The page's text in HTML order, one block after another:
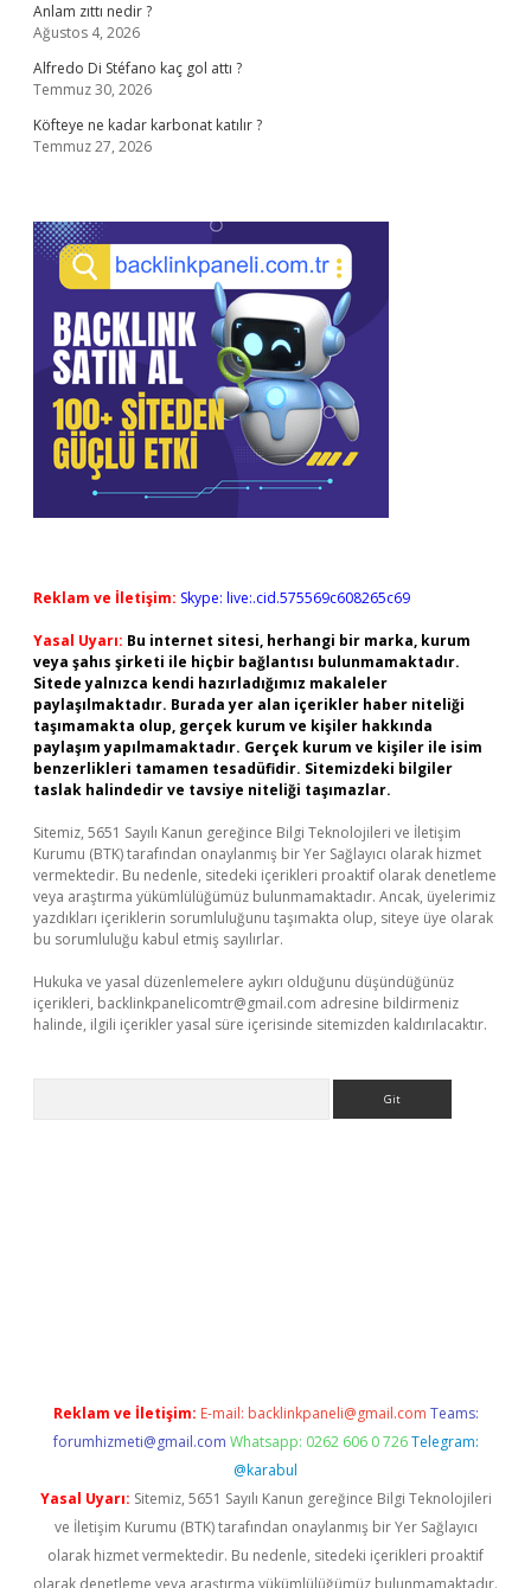
Anlam zıttı nedir ?
Ağustos 4, 2026
Alfredo Di Stéfano kaç gol attı ?
Temmuz 30, 2026
Köfteye ne kadar karbonat katılır ?
Temmuz 27, 2026
Reklam ve İletişim: Skype: live:.cid.575569c608265c69
Yasal Uyarı: Bu internet sitesi, herhangi bir marka, kurum
veya şahıs şirketi ile hiçbir bağlantısı bulunmamaktadır.
Sitede yalnızca kendi hazırladığımız makaleler
paylaşılmaktadır. Burada yer alan içerikler haber niteliği
taşımamakta olup, gerçek kurum ve kişiler hakkında
paylaşım yapılmamaktadır. Gerçek kurum ve kişiler ile isim
benzerlikleri tamamen tesadüfidir. Sitemizdeki bilgiler
taslak halindedir ve tavsiye niteliği taşımazlar.
Sitemiz, 5651 Sayılı Kanun gereğince Bilgi Teknolojileri ve İletişim
Kurumu (BTK) tarafından onaylanmış bir Yer Sağlayıcı olarak hizmet
vermektedir. Bu nedenle, sitedeki içerikleri proaktif olarak denetleme
veya araştırma yükümlülüğümüz bulunmamaktadır. Ancak, üyelerimiz
yazdıkları içeriklerin sorumluluğunu taşımakta olup, siteye üye olarak
bu sorumluluğu kabul etmiş sayılırlar.
Hukuka ve yasal düzenlemelere aykırı olduğunu düşündüğünüz
içerikleri, backlinkpanelicomtr@gmail.com adresine bildirmeniz
halinde, ilgili içerikler yasal süre içerisinde sitemizden kaldırılacaktır.
Reklam ve İletişim: E-mail: backlinkpaneli@gmail.com Teams:
forumhizmeti@gmail.com Whatsapp: 0262 606 0 726 Telegram:
@karabul
Yasal Uyarı: Sitemiz, 5651 Sayılı Kanun gereğince Bilgi Teknolojileri
ve İletişim Kurumu (BTK) tarafından onaylanmış bir Yer Sağlayıcı
olarak hizmet vermektedir. Bu nedenle, sitedeki içerikleri proaktif
olarak denetleme veya araştırma yükümlülüğümüz bulunmamaktadır.